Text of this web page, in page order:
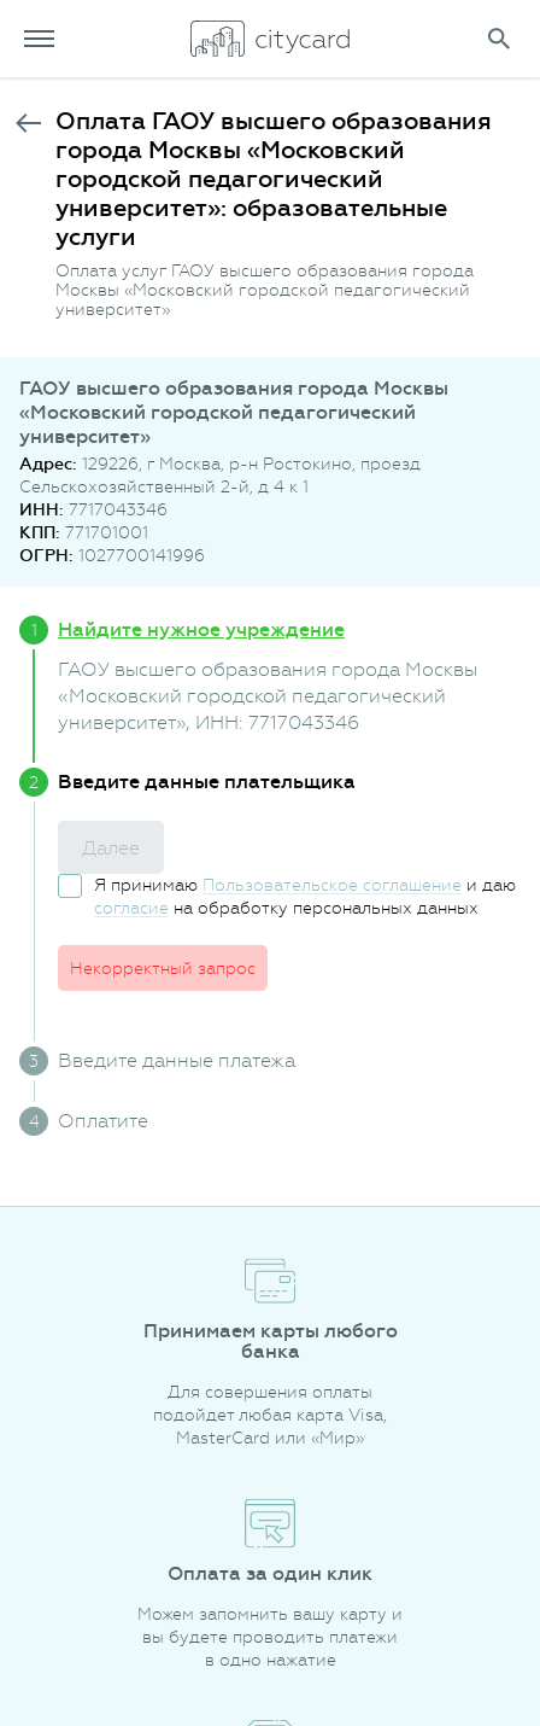
Оплата ГАОУ высшего образования
города Москвы «Московский
городской педагогический
университет»: образовательные
услуги
Оплата услуг ГАОУ высшего образования города
Москвы «Московский городской педагогический
университет»
ГАОУ высшего образования города Москвы
«Московский городской педагогический
университет»
Адрес: 129226, г Москва, р-н Ростокино, проезд
Сельскохозяйственный 2-й, д 4 к 1
ИНН: 7717043346
КПП: 771701001
ОГРН: 1027700141996
Найдите нужное учреждение
ГАОУ высшего образования города Москвы
«Московский городской педагогический
университет», ИНН: 7717043346
Введите данные плательщика
Далее
Я принимаю Пользовательское соглашение и даю
согласие на обработку персональных данных
Некорректный запрос
Введите данные платежа
Оплатите
Принимаем карты любого
банка
Для совершения оплаты
подойдет любая карта Visa,
MasterCard или «Мир»
Оплата за один клик
Можем запомнить вашу карту и
вы будете проводить платежи
в одно нажатие